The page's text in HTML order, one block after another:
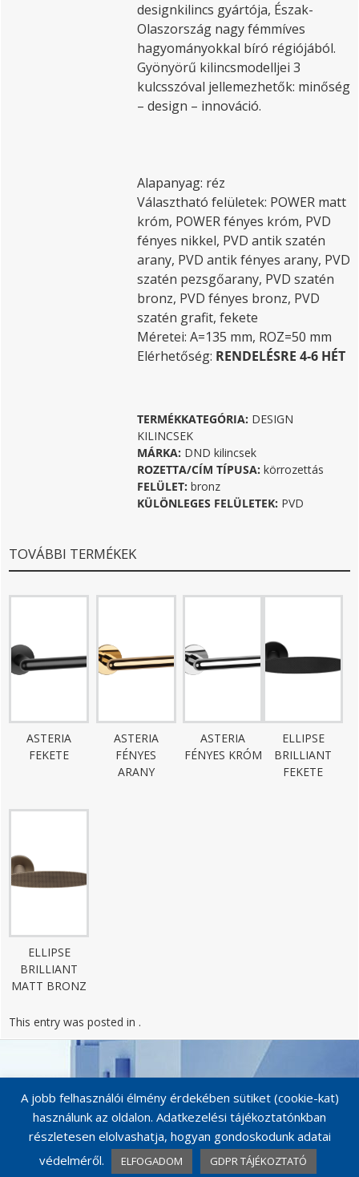
designkilincs gyártója, Észak-
Olaszország nagy fémmíves
hagyományokkal bíró régiójából.
Gyönyörű kilincsmodelljei 3
kulcsszóval jellemezhetők: minőség
– design – innováció.
Alapanyag: réz
Választható felületek: POWER matt
króm, POWER fényes króm, PVD
fényes nikkel, PVD antik szatén
arany, PVD antik fényes arany, PVD
szatén pezsgőarany, PVD szatén
bronz, PVD fényes bronz, PVD
szatén grafit, fekete
Méretei: A=135 mm, ROZ=50 mm
Elérhetőség: RENDELÉSRE 4-6 HÉT
TERMÉKKATEGÓRIA: DESIGN
KILINCSEK
MÁRKA: DND kilincsek
ROZETTA/CÍM TÍPUSA: körrozettás
FELÜLET: bronz
KÜLÖNLEGES FELÜLETEK: PVD
TOVÁBBI TERMÉKEK
ASTERIA
FEKETE
ASTERIA
FÉNYES
ARANY
ASTERIA
FÉNYES KRÓM
ELLIPSE
BRILLIANT
FEKETE
ELLIPSE
BRILLIANT
MATT BRONZ
This entry was posted in .
Post
navigation
© MAESTRO KILINCSEK 2026Catalog Me! by impleCode
A jobb felhasználói élmény érdekében sütiket (cookie-kat)
használunk az oldalon. Adatkezelési tájékoztatónkban
részletesen elolvashatja, hogyan gondoskodunk adatai
védelméről.
ELFOGADOM GDPR TÁJÉKOZTATÓ